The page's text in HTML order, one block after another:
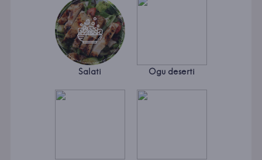
Salati Ogu deserti